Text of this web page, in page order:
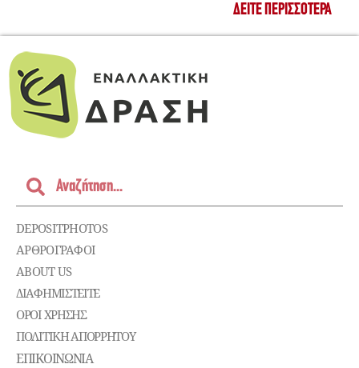
ΔΕΊΤΕ ΠΕΡΙΣΣΌΤΕΡΑ
DEPOSITPHOTOS
ΑΡΘΡΟΓΡΑΦΟΙ
ABOUT US
ΔΙΑΦΗΜΙΣΤΕΊΤΕ
ΌΡΟΙ ΧΡΉΣΗΣ
ΠΟΛΙΤΙΚΉ ΑΠΟΡΡΉΤΟΥ
ΕΠΙΚΟΙΝΩΝΊΑ